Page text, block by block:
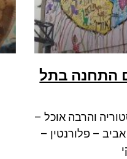
התחנה בתל
והרבה אוכל –
– פלורנטין –